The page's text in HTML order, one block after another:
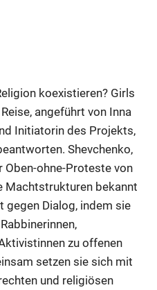
koexistieren? Girls
angeführt von Inna
Initiatorin des Projekts,
Shevchenko,
Oben-ohne-Proteste von
Machtstrukturen bekannt
gegen Dialog, indem sie
zu offenen
setzen sie sich mit
und religiösen